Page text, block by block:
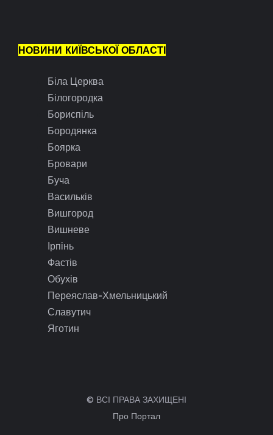
НОВИНИ КИЇВСЬКОЇ ОБЛАСТІ
Біла Церква
Білогородка
Бориспіль
Бородянка
Боярка
Бровари
Буча
Васильків
Вишгород
Вишневе
Ірпінь
Фастів
Обухів
Переяслав-Хмельницький
Славутич
Яготин
© ВСІ ПРАВА ЗАХИЩЕНІ
Про Портал